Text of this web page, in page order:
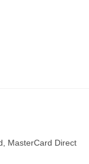
MasterCard Direct